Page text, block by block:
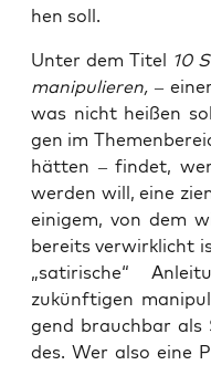
hen soll.
Unter dem Titel 10
mani­pu­lie­ren, –
was nicht hei­ßen
gen im
hät­ten – fin­det,
wer­den will, eine
eini­gem, von dem
bereits ver­wirk­licht
„sati­ri­sche“
zukünf­ti­gen
gend brauch­bar
des. Wer also eine